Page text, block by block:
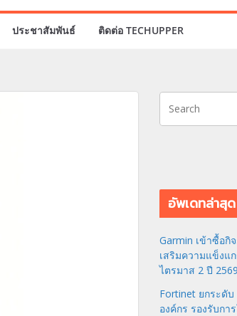
ประชาสัมพันธ์ ติดต่อ TECHUPPER
อัพเดทล่าสุด
Garmin เข้าซื้อกิ
เสริมความแข็งแ
ไตรมาส 2 ปี
Fortinet ยกระดั
องค์กร รองรับกา